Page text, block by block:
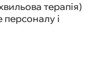
терапія)
персоналу і